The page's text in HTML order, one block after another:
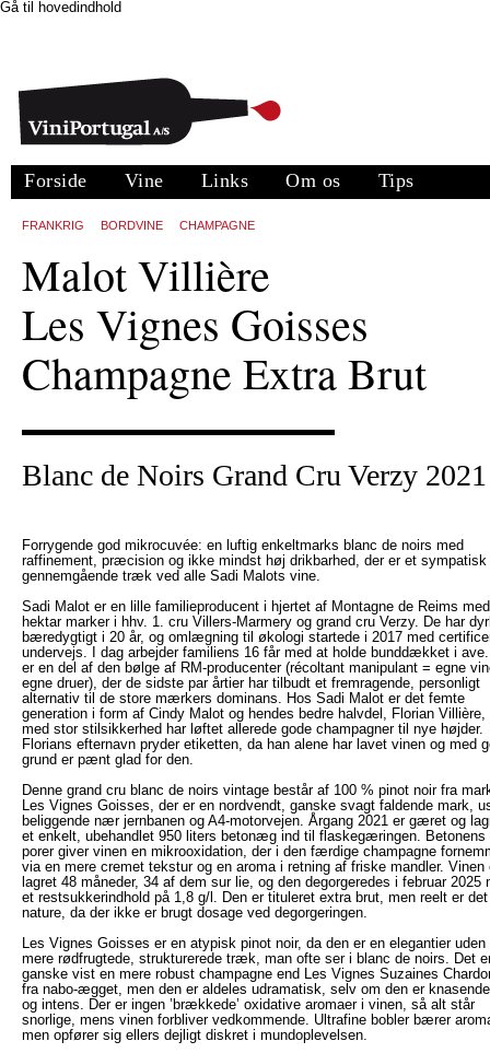
Gå til hovedindhold
Forside Vine Links Om os Tips
FRANKRIG BORDVINE CHAMPAGNE
Malot Villière
Les Vignes Goisses
Champagne Extra Brut
Blanc de Noirs Grand Cru Verzy 2021
Forrygende god mikrocuvée: en luftig enkeltmarks blanc de noirs med
raffinement, præcision og ikke mindst høj drikbarhed, der er et sympatisk
gennemgående træk ved alle Sadi Malots vine.
Sadi Malot er en lille familieproducent i hjertet af Montagne de Reims
hektar marker i hhv. 1. cru Villers-Marmery og grand cru Verzy. De har
bæredygtigt i 20 år, og omlægning til økologi startede i 2017 med
undervejs. I dag arbejder familiens 16 får med at holde bunddækket i
er en del af den bølge af RM-producenter (récoltant manipulant = egne
egne druer), der de sidste par årtier har tilbudt et fremragende, personligt
alternativ til de store mærkers dominans. Hos Sadi Malot er det femte
generation i form af Cindy Malot og hendes bedre halvdel, Florian Villière,
med stor stilsikkerhed har løftet allerede gode champagner til nye højder.
Florians efternavn pryder etiketten, da han alene har lavet vinen og med
grund er pænt glad for den.
Denne grand cru blanc de noirs vintage består af 100 % pinot noir fra
Les Vignes Goisses, der er en nordvendt, ganske svagt faldende mark,
beliggende nær jernbanen og A4-motorvejen. Årgang 2021 er gæret og
et enkelt, ubehandlet 950 liters betonæg ind til flaskegæringen. Betonens
porer giver vinen en mikrooxidation, der i den færdige champagne
via en mere cremet tekstur og en aroma i retning af friske mandler. Vinen
lagret 48 måneder, 34 af dem sur lie, og den degorgeredes i februar 2025
et restsukkerindhold på 1,8 g/l. Den er tituleret extra brut, men reelt er
nature, da der ikke er brugt dosage ved degorgeringen.
Les Vignes Goisses er en atypisk pinot noir, da den er en elegantier uden
mere rødfrugtede, strukturerede træk, man ofte ser i blanc de noirs. Det
ganske vist en mere robust champagne end Les Vignes Suzaines
fra nabo-ægget, men den er aldeles udramatisk, selv om den er
og intens. Der er ingen ’brækkede’ oxidative aromaer i vinen, så alt står
snorlige, mens vinen forbliver vedkommende. Ultrafine bobler bærer
men opfører sig ellers dejligt diskret i mundoplevelsen.